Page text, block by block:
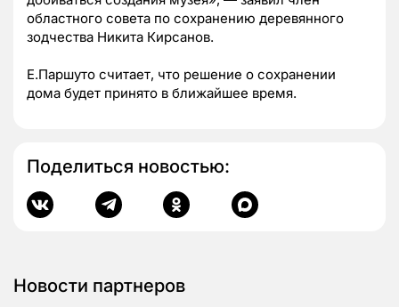
областного совета по сохранению деревянного
зодчества Никита Кирсанов.
Е.Паршуто считает, что решение о сохранении
дома будет принято в ближайшее время.
Поделиться новостью:
Новости партнеров